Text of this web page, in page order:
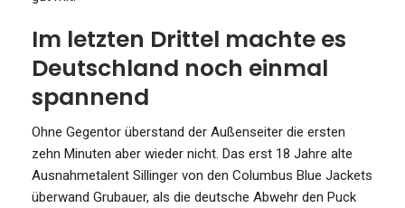
Im letzten Drittel machte es
Deutschland noch einmal
spannend
Ohne Gegentor überstand der Außenseiter die ersten
zehn Minuten aber wieder nicht. Das erst 18 Jahre alte
Ausnahmetalent Sillinger von den Columbus Blue Jackets
überwand Grubauer, als die deutsche Abwehr den Puck